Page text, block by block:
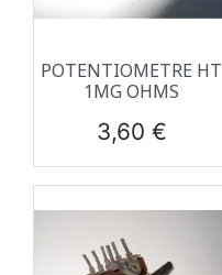
POTENTIOMETRE HT
1MG OHMS
Prix
3,60 €